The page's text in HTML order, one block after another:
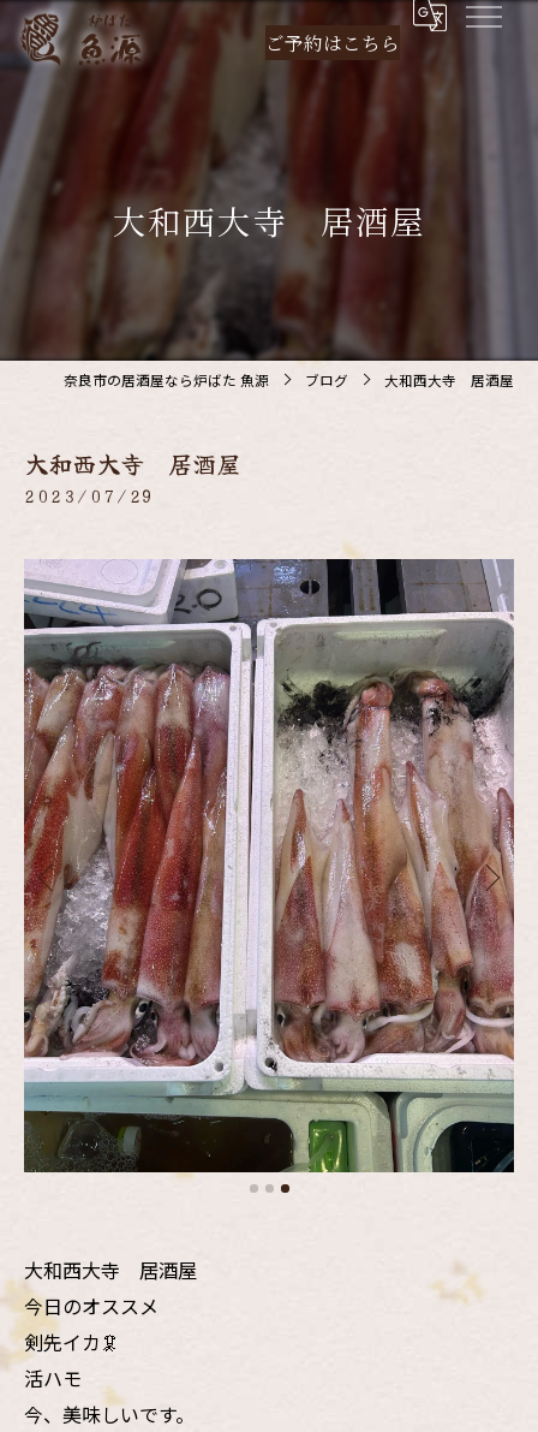
ご予約はこちら
大和西大寺 居酒屋
奈良市の居酒屋なら炉ばた 魚源 ブログ 大和西大寺 居酒屋
大和西大寺 居酒屋
2023/07/29
大和西大寺 居酒屋
今日のオススメ
剣先イカ🦑
活ハモ
今、美味しいです。